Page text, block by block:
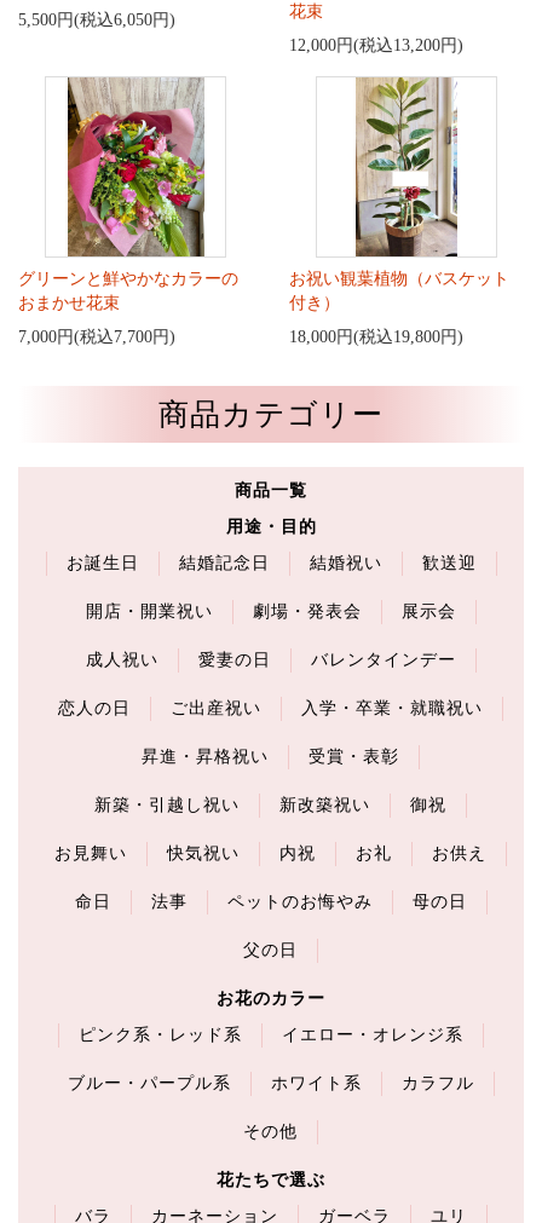
5,500円(税込6,050円)
花束
12,000円(税込13,200円)
グリーンと鮮やかなカラーの
おまかせ花束
7,000円(税込7,700円)
お祝い観葉植物（バスケット
付き）
18,000円(税込19,800円)
商品カテゴリー
商品一覧
用途・目的
お誕生日
結婚記念日 結婚祝い 歓送迎
開店・開業祝い 劇場・発表会 展示会
成人祝い 愛妻の日 バレンタインデー
恋人の日 ご出産祝い 入学・卒業・就職祝い
昇進・昇格祝い 受賞・表彰
新築・引越し祝い 新改築祝い 御祝
お見舞い 快気祝い 内祝 お礼 お供え
命日 法事 ペットのお悔やみ 母の日
父の日
お花のカラー
ピンク系・レッド系
イエロー・オレンジ系
ブルー・パープル系 ホワイト系 カラフル
その他
花たちで選ぶ
バラ
カーネーション ガーベラ ユリ